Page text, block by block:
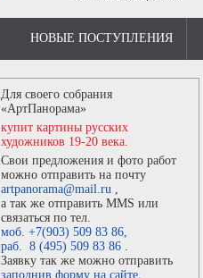
НОВЫЕ ПОСТУПЛЕНИЯ
Для своего собрания
«АртПанорама»
купит картины русских
художников 19-20 века.
Свои предложения и фото работ
можно отправить на почту
artpanorama@mail.ru ,
а так же отправить MMS или
связаться по тел.
моб. +7(903) 509 83 86,
раб. 8 (495) 509 83 86 .
Заявку так же можно отправить
заполнив форму на сайте.